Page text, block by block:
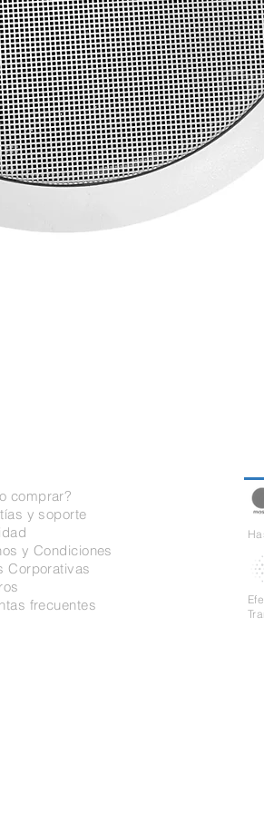
comprar?
y soporte
y Condiciones
Corporativas
frecuentes